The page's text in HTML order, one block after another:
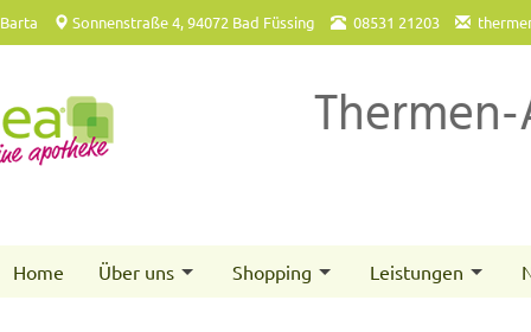
Sonnenstraße 4, 94072 Bad Füssing 08531 21203
Home Über uns Shopping Leistungen